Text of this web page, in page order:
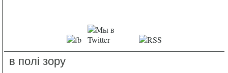
в полі зору